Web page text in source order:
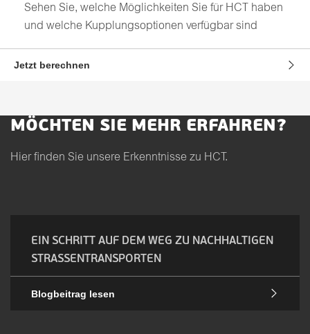
Sehen Sie, welche Möglichkeiten Sie für HCT haben
und welche Kupplungsoptionen verfügbar sind
Jetzt berechnen
MÖCHTEN SIE MEHR ERFAHREN?
Hier finden Sie unsere Erkenntnisse zu HCT.
EIN SCHRITT AUF DEM WEG ZU NACHHALTIGEN
STRASSENTRANSPORTEN
Blogbeitrag lesen